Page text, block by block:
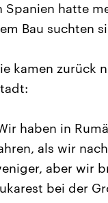
Spanien hatte
Bau suchten
kamen zurück
haben in
als wir
aber wir
bei der